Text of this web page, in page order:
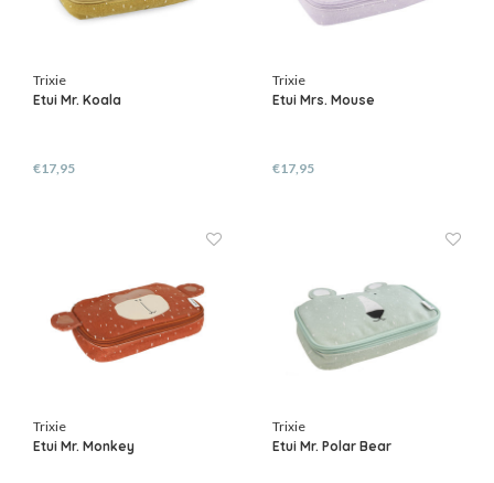
Trixie
Etui Mr. Koala
€17,95
Trixie
Etui Mrs. Mouse
€17,95
Trixie
Etui Mr. Monkey
Trixie
Etui Mr. Polar Bear